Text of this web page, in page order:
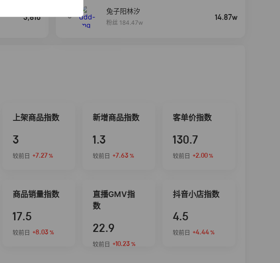
3,816 5
兔子阳林汐
粉丝 184.47w
14.87w
上架商品指数
3
较前日 +7.27%
新增商品指数
1.3
较前日 +7.63 %
客单价指数
130.7
较前日 +2.00%
商品销量指数
17.5
较前日 +8.03 %
直播GMV指
数
22.9
较前日 +10.23 %
抖音小店指数
4.5
较前日 +4.44%